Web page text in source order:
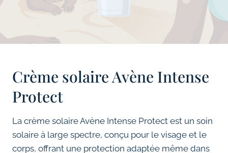
Crème solaire Avène Intense
Protect
La crème solaire Avène Intense Protect est un soin
solaire à large spectre, conçu pour le visage et le
corps, offrant une protection adaptée même dans